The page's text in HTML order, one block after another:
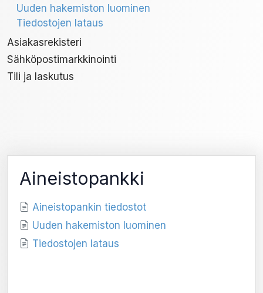
Uuden hakemiston luominen
Tiedostojen lataus
Asiakasrekisteri
Sähköpostimarkkinointi
Tili ja laskutus
Aineistopankki
Aineistopankin tiedostot
Uuden hakemiston luominen
Tiedostojen lataus